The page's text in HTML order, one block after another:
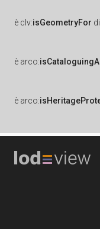
è clv:isGeometryFor di
è arco:
è arco: